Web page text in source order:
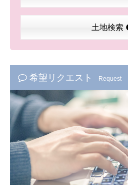
土地検索
希望リクエスト Request